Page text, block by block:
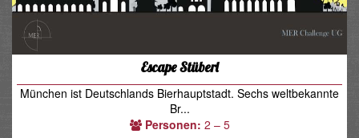
Escape Stüberl
München ist Deutschlands Bierhauptstadt. Sechs weltbekannte
Br...
Personen: 2 – 5